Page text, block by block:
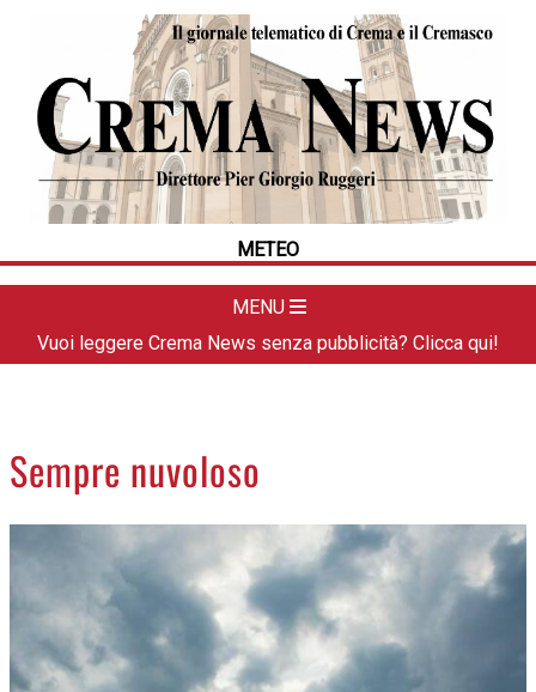
METEO
MENU
HOME
CRONACA
POLITICA
LA FOTO
DAL TERRITORIO
APPUNTAMENTI
LA PIAZZA
ANIMALI
NECROLOGI
ACCEDI
Vuoi leggere Crema News senza pubblicità? Clicca qui!
Sempre nuvoloso